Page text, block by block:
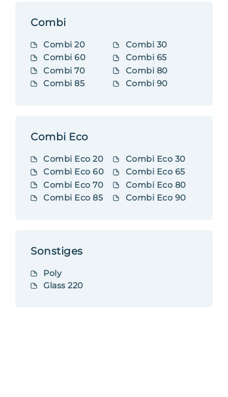
Combi
Combi 20
Combi 30
Combi 60
Combi 65
Combi 70
Combi 80
Combi 85
Combi 90
Combi Eco
Combi Eco 20
Combi Eco 30
Combi Eco 60
Combi Eco 65
Combi Eco 70
Combi Eco 80
Combi Eco 85
Combi Eco 90
Sonstiges
Poly
Glass 220